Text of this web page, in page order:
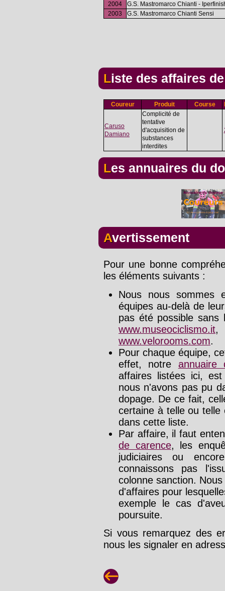
2004
G.S. Mastromarco Chianti -
2003
G.S. Mastromarco Chianti Sensi
Liste des affaires
Coureur Produit Course
Caruso
Damiano
Complicité de
tentative
d'acquisition de
substances
interdites
Les annuaires du
Avertissement
Pour une bonne
les éléments suivants :
Nous nous sommes
équipes au-delà de
pas été possible sans
www.museociclismo.it
www.velorooms.com.
Pour chaque équipe,
effet, notre annuaire
affaires listées ici,
nous n'avons pas pu
dopage. De ce fait,
certaine à telle ou telle
dans cette liste.
Par affaire, il faut
de carence, les
judiciaires ou
connaissons pas
colonne sanction.
d'affaires pour
exemple le cas
poursuite.
Si vous remarquez des
nous les signaler en